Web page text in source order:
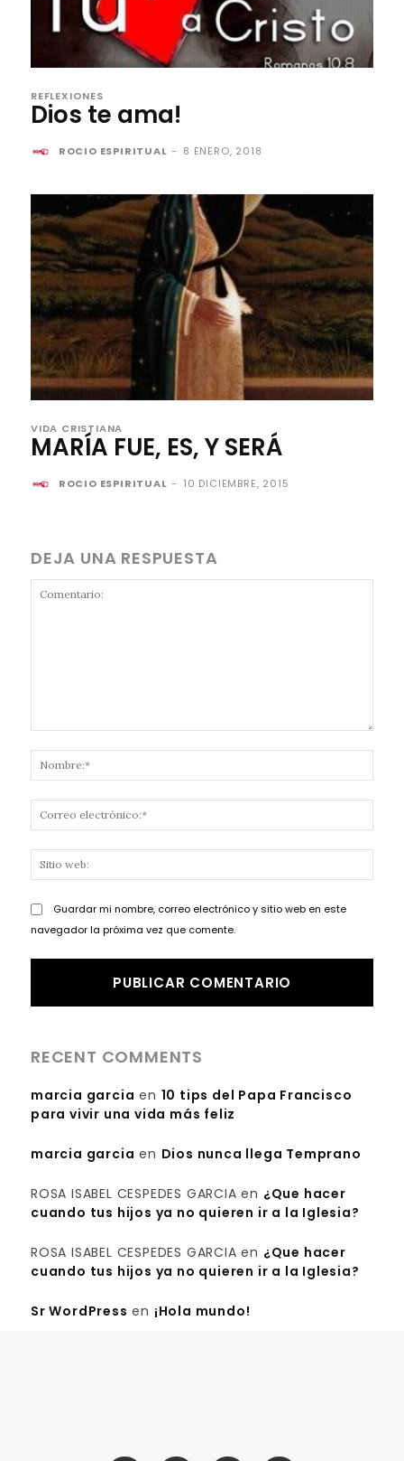
REFLEXIONES
Dios te ama!
ROCIO ESPIRITUAL - 8 ENERO, 2018
VIDA CRISTIANA
MARÍA FUE, ES, Y SERÁ
ROCIO ESPIRITUAL - 10 DICIEMBRE, 2015
DEJA UNA RESPUESTA
web:
Guardar mi nombre, correo electrónico y sitio web en este
navegador la próxima vez que comente.
RECENT COMMENTS
marcia garcia en 10 tips del Papa Francisco
para vivir una vida más feliz
marcia garcia en Dios nunca llega Temprano
ROSA ISABEL CESPEDES GARCIA en ¿Que hacer
cuando tus hijos ya no quieren ir a la Iglesia?
ROSA ISABEL CESPEDES GARCIA en ¿Que hacer
cuando tus hijos ya no quieren ir a la Iglesia?
Sr WordPress en ¡Hola mundo!